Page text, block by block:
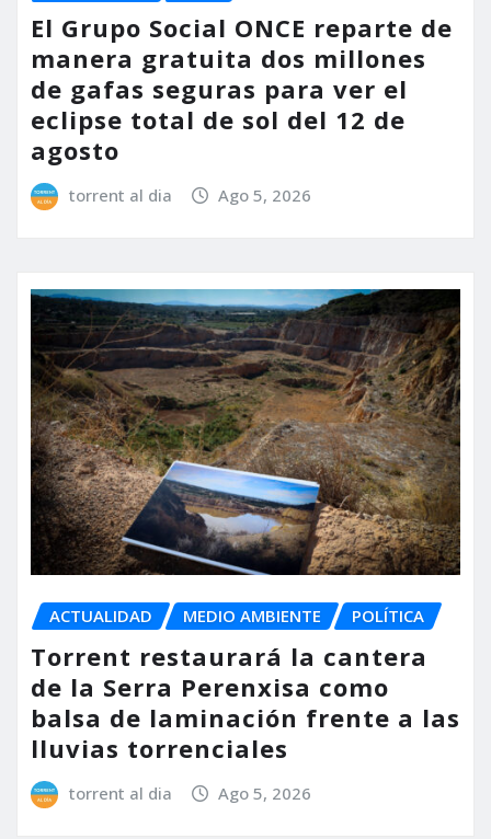
El Grupo Social ONCE reparte de
manera gratuita dos millones
de gafas seguras para ver el
eclipse total de sol del 12 de
agosto
torrent al dia Ago 5, 2026
ACTUALIDAD MEDIO AMBIENTE POLÍTICA
Torrent restaurará la cantera
de la Serra Perenxisa como
balsa de laminación frente a las
lluvias torrenciales
torrent al dia Ago 5, 2026